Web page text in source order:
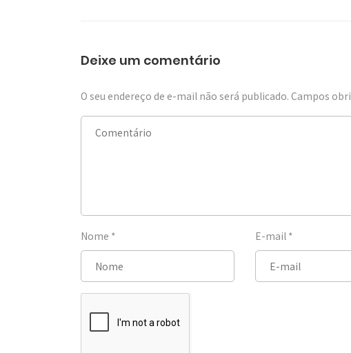
Deixe um comentário
O seu endereço de e-mail não será publicado. Campos
Nome * E-mail *